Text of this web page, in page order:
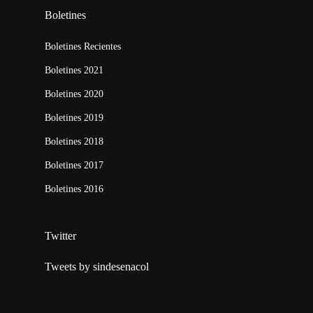
Boletines
Boletines Recientes
Boletines 2021
Boletines 2020
Boletines 2019
Boletines 2018
Boletines 2017
Boletines 2016
Twitter
Tweets by sindesenacol